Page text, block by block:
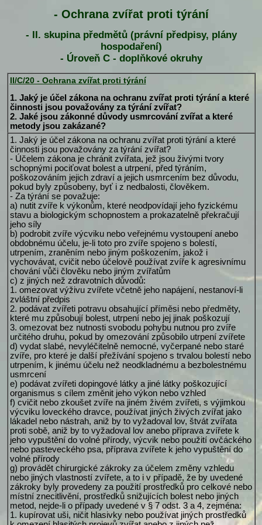
- Ochrana zvířat proti týrání
- II. skupina předmětů (právní předpisy, plány
hospodaření)
- Úroveň C - doplňkové okruhy
II/C/20 - Ochrana zvířat proti týrání
1. Jaký je účel zákona na ochranu zvířat proti týrání a které
činnosti jsou považovány za týrání zvířat?
2. Jaké jsou zákonné důvody usmrcování zvířat a které
metody jsou zakázané?
1. Jaký je účel zákona na ochranu zvířat proti týrání a které
činnosti jsou považovány za týrání zvířat?
- Účelem zákona je chránit zvířata, jež jsou živými tvory
schopnými pociťovat bolest a utrpení, před týráním,
poškozováním jejich zdraví a jejich usmrcením bez důvodu,
pokud byly způsobeny, byť i z nedbalosti, člověkem.
- Za týrání se považuje:
a) nutit zvíře k výkonům, které neodpovídají jeho fyzickému
stavu a biologickým schopnostem a prokazatelně překračují
jeho síly
b) podrobit zvíře výcviku nebo veřejnému vystoupení anebo
obdobnému účelu, je-li toto pro zvíře spojeno s bolestí,
utrpením, zraněním nebo jiným poškozením, jakož i
vychovávat, cvičit nebo účelově používat zvíře k agresivnímu
chování vůči člověku nebo jiným zvířatům
c) z jiných než zdravotních důvodů:
1. omezovat výživu zvířete včetně jeho napájení, nestanoví-li
zvláštní předpis
2. podávat zvířeti potravu obsahující příměsi nebo předměty,
které mu způsobují bolest, utrpení nebo jej jinak poškozují
3. omezovat bez nutnosti svobodu pohybu nutnou pro zvíře
určitého druhu, pokud by omezování způsobilo utrpení zvířete
d) vydat slabé, nevyléčitelně nemocné, vyčerpané nebo staré
zvíře, pro které je další přežívání spojeno s trvalou bolestí nebo
utrpením, k jinému účelu než neodkladnému a bezbolestnému
usmrcení
e) podávat zvířeti dopingové látky a jiné látky poškozující
organismus s cílem změnit jeho výkon nebo vzhled
f) cvičit nebo zkoušet zvíře na jiném živém zvířeti, s výjimkou
výcviku loveckého dravce, používat jiných živých zvířat jako
lákadel nebo nástrah, aniž by to vyžadoval lov, štvát zvířata
proti sobě, aniž by to vyžadoval lov anebo příprava zvířete k
jeho vypuštění do volné přírody, výcvik nebo použití ovčáckého
nebo pasteveckého psa, příprava zvířete k jeho vypuštění do
volné přírody
g) provádět chirurgické zákroky za účelem změny vzhledu
nebo jiných vlastností zvířete, a to i v případě, že by uvedené
zákroky byly provedeny za použití prostředků pro celkové nebo
místní znecitlivění, prostředků snižujících bolest nebo jiných
metod, nejde-li o případy uvedené v § 7 odst. 3 a 4, zejména:
1. kupírovat uši, ničit hlasivky nebo používat jiných prostředků